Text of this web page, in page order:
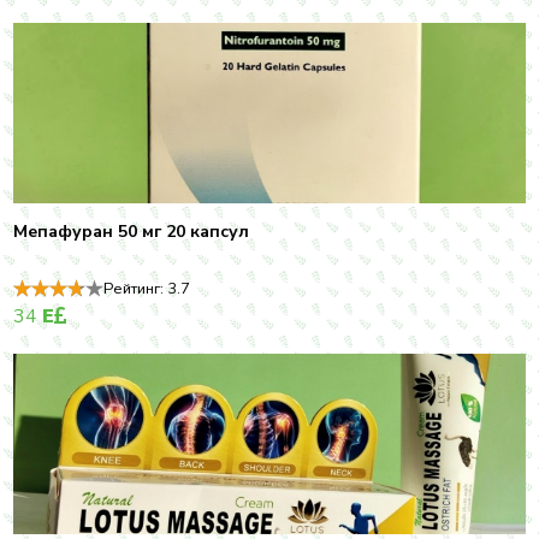
Мепафуран 50 мг 20 капсул
Рейтинг:3.7
34E